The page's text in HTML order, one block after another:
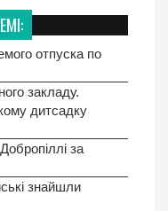
отпуска по
закладу.
дитсадку
за
знайшли